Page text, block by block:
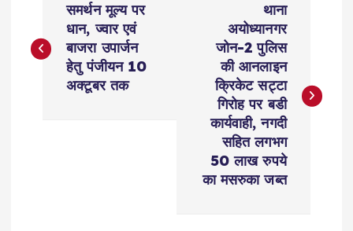
o
s
समर्थन मूल्य पर
धान, ज्वार एवं
बाजरा उपार्जन
हेतु पंजीयन 10
अक्टूबर तक
थाना
अयोध्यानगर
जोन-2 पुलिस
की आनलाइन
क्रिकेट सट्टा
गिरोह पर बडी
कार्यवाही, नगदी
सहित लगभग
50 लाख रुपये
का मसरुका जब्त